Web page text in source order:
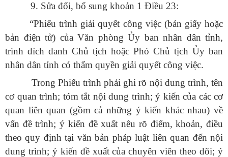
9. Sửa đổi, bổ sung khoản 1 Điều 23:
“Phiếu trình giải quyết công việc (bản giấy hoặc
bản điện tử) của Văn phòng Ủy ban nhân dân tỉnh,
trình đích danh Chủ tịch hoặc Phó Chủ tịch Ủy ban
nhân dân tỉnh có thẩm quyền giải quyết công việc.
Trong Phiếu trình phải ghi rõ nội dung trình, tên
cơ quan trình; tóm tắt nội dung trình; ý kiến của các cơ
quan liên quan (gồm cả những ý kiến khác nhau) về
vấn đề trình; ý kiến đề xuất nêu rõ điểm, khoản, điều
theo quy định tại văn bản pháp luật liên quan đến nội
dung trình; ý kiến đề xuất của chuyên viên theo dõi; ý